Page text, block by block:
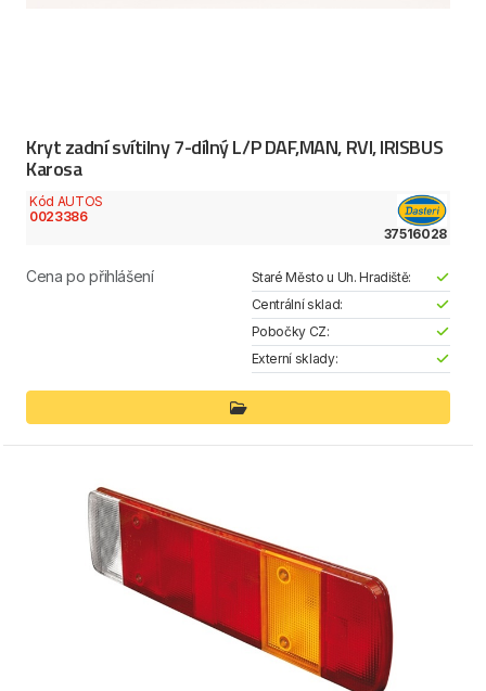
Kryt zadní svítilny 7-dílný L/P DAF,MAN, RVI, IRISBUS
Karosa
Kód AUTOS
0023386
37516028
Cena po přihlášení
Staré Město u Uh. Hradiště:
Centrální sklad:
Pobočky CZ:
Externí sklady: